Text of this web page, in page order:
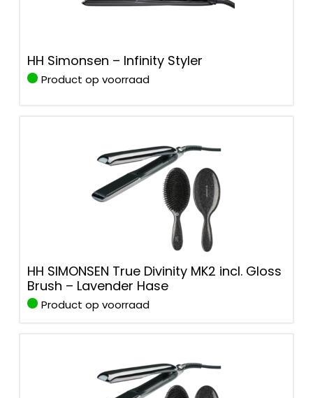
HH Simonsen – Infinity Styler
Product op voorraad
HH SIMONSEN True Divinity MK2 incl. Gloss
Brush – Lavender Hase
Product op voorraad